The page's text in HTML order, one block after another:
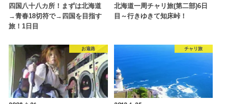
四国八十八カ所！まずは北海道
→青春18切符で→四国を目指す
旅！1日目
北海道一周チャリ旅(第二部)6日
目～行きゆきて知床峠！
お遍路 チャリ旅